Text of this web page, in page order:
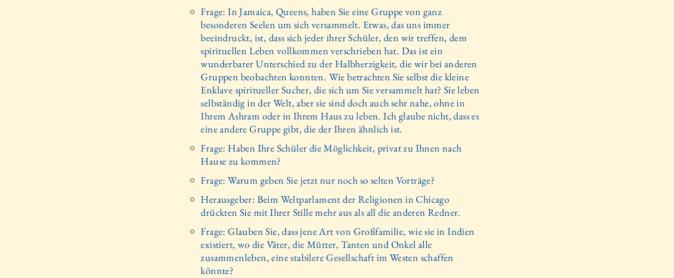
Frage: In Jamaica, Queens, haben Sie eine Gruppe von ganz
besonderen Seelen um sich versammelt. Etwas, das uns immer
beeindruckt, ist, dass sich jeder ihrer Schüler, den wir treffen, dem
spirituellen Leben vollkommen verschrieben hat. Das ist ein
wunderbarer Unterschied zu der Halbherzigkeit, die wir bei anderen
Gruppen be­obachten konnten. Wie betrachten Sie selbst die kleine
Enklave spiritueller Sucher, die sich um Sie versammelt hat? Sie leben
selbständig in der Welt, aber sie sind doch auch sehr nahe, ohne in
Ihrem Ashram oder in Ihrem Haus zu leben. Ich glaube nicht, dass es
eine andere Gruppe gibt, die der Ihren ähnlich ist.
Frage: Haben Ihre Schüler die Möglichkeit, privat zu Ihnen nach
Hause zu kommen?
Frage: Warum geben Sie jetzt nur noch so selten Vorträge?
Herausgeber: Beim Weltparlament der Religionen in Chicago
drückten Sie mit Ihrer Stille mehr aus als all die anderen Redner.
Frage: Glauben Sie, dass jene Art von Großfamilie, wie sie in Indien
existiert, wo die Väter, die Mütter, Tanten und Onkel alle
zusammenleben, eine stabilere Gesellschaft im Westen schaffen
könnte?